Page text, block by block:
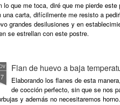
lo que me toca, diré que me pierde
una carta, difícilmente me resisto a
grandes desilusiones y en
se estrellan con este postre.
Flan de huevo a baja
Elaborando los flanes de esta
de cocción perfecto, sin que se nos
y además no necesitaremos horno.